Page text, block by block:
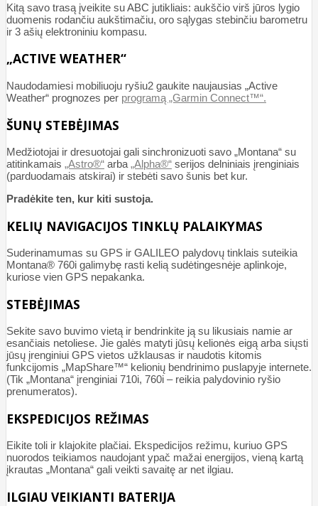
Kitą savo trasą įveikite su ABC jutikliais: aukščio virš jūros lygio
duomenis rodančiu aukštimačiu, oro sąlygas stebinčiu barometru
ir 3 ašių elektroniniu kompasu.
„ACTIVE WEATHER“
Naudodamiesi mobiliuoju ryšiu2 gaukite naujausias „Active
Weather“ prognozes per programą „Garmin Connect™“.
ŠUNŲ STEBĖJIMAS
Medžiotojai ir dresuotojai gali sinchronizuoti savo „Montana“ su
atitinkamais „Astro®“ arba „Alpha®“ serijos delniniais įrenginiais
(parduodamais atskirai) ir stebėti savo šunis bet kur.
Pradėkite ten, kur kiti sustoja.
KELIŲ NAVIGACIJOS TINKLŲ PALAIKYMAS
Suderinamumas su GPS ir GALILEO palydovų tinklais suteikia
Montana® 760i galimybę rasti kelią sudėtingesnėje aplinkoje,
kuriose vien GPS nepakanka.
STEBĖJIMAS
Sekite savo buvimo vietą ir bendrinkite ją su likusiais namie ar
esančiais netoliese. Jie galės matyti jūsų kelionės eigą arba siųsti
jūsų įrenginiui GPS vietos užklausas ir naudotis kitomis
funkcijomis „MapShare™“ kelionių bendrinimo puslapyje internete.
(Tik „Montana“ įrenginiai 710i, 760i – reikia palydovinio ryšio
prenumeratos).
EKSPEDICIJOS REŽIMAS
Eikite toli ir klajokite plačiai. Ekspedicijos režimu, kuriuo GPS
nuorodos teikiamos naudojant ypač mažai energijos, vieną kartą
įkrautas „Montana“ gali veikti savaitę ar net ilgiau.
ILGIAU VEIKIANTI BATERIJA